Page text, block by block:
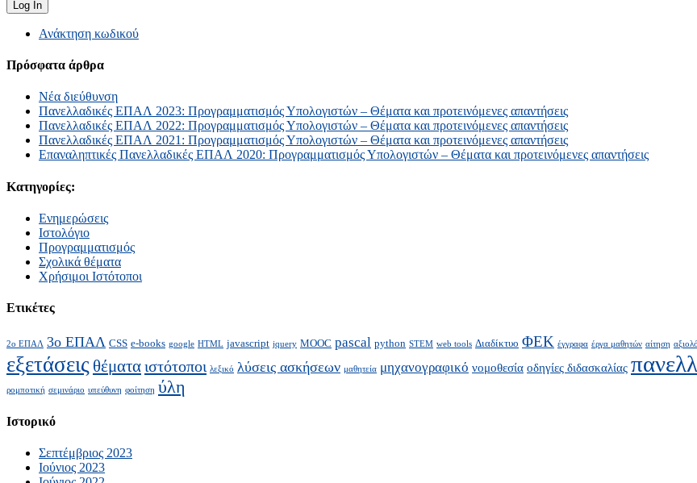
Ανάκτηση κωδικού
Πρόσφατα άρθρα
Νέα διεύθυνση
Πανελλαδικές ΕΠΑΛ 2023: Προγραμματισμός Υπολογιστών – Θέματα και προτεινόμενες απαντήσεις
Πανελλαδικές ΕΠΑΛ 2022: Προγραμματισμός Υπολογιστών – Θέματα και προτεινόμενες απαντήσεις
Πανελλαδικές ΕΠΑΛ 2021: Προγραμματισμός Υπολογιστών – Θέματα και προτεινόμενες απαντήσεις
Επαναληπτικές Πανελλαδικές ΕΠΑΛ 2020: Προγραμματισμός Υπολογιστών – Θέματα και προτεινόμενες απαντήσεις
Κατηγορίες:
Ενημερώσεις
Ιστολόγιο
Προγραμματισμός
Σχολικά θέματα
Χρήσιμοι Ιστότοποι
Ετικέτες
2ο ΕΠΑΛ 3ο ΕΠΑΛ CSS e-books google HTML javascript jquery MOOC pascal python STEM web tools Διαδίκτυο ΦΕΚ έγγραφα έργα μαθητών αίτηση
εξετάσεις θέματαιστότοποι λεξικό λύσεις ασκήσεων μαθητεία μηχανογραφικό νομοθεσία οδηγίες διδασκαλίας
ρομποτική σεμινάριο υπεύθυνη φοίτηση ύλη
Ιστορικό
Σεπτέμβριος 2023
Ιούνιος 2023